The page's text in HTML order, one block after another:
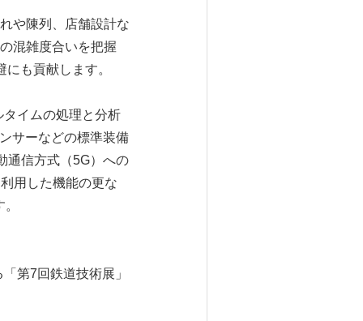
や陳列、店舗設計な
混雑度合いを把握
も貢献します。
イムの処理と分析
サーなどの標準装備
通信方式（5G）への
用した機能の更な
第7回鉄道技術展」